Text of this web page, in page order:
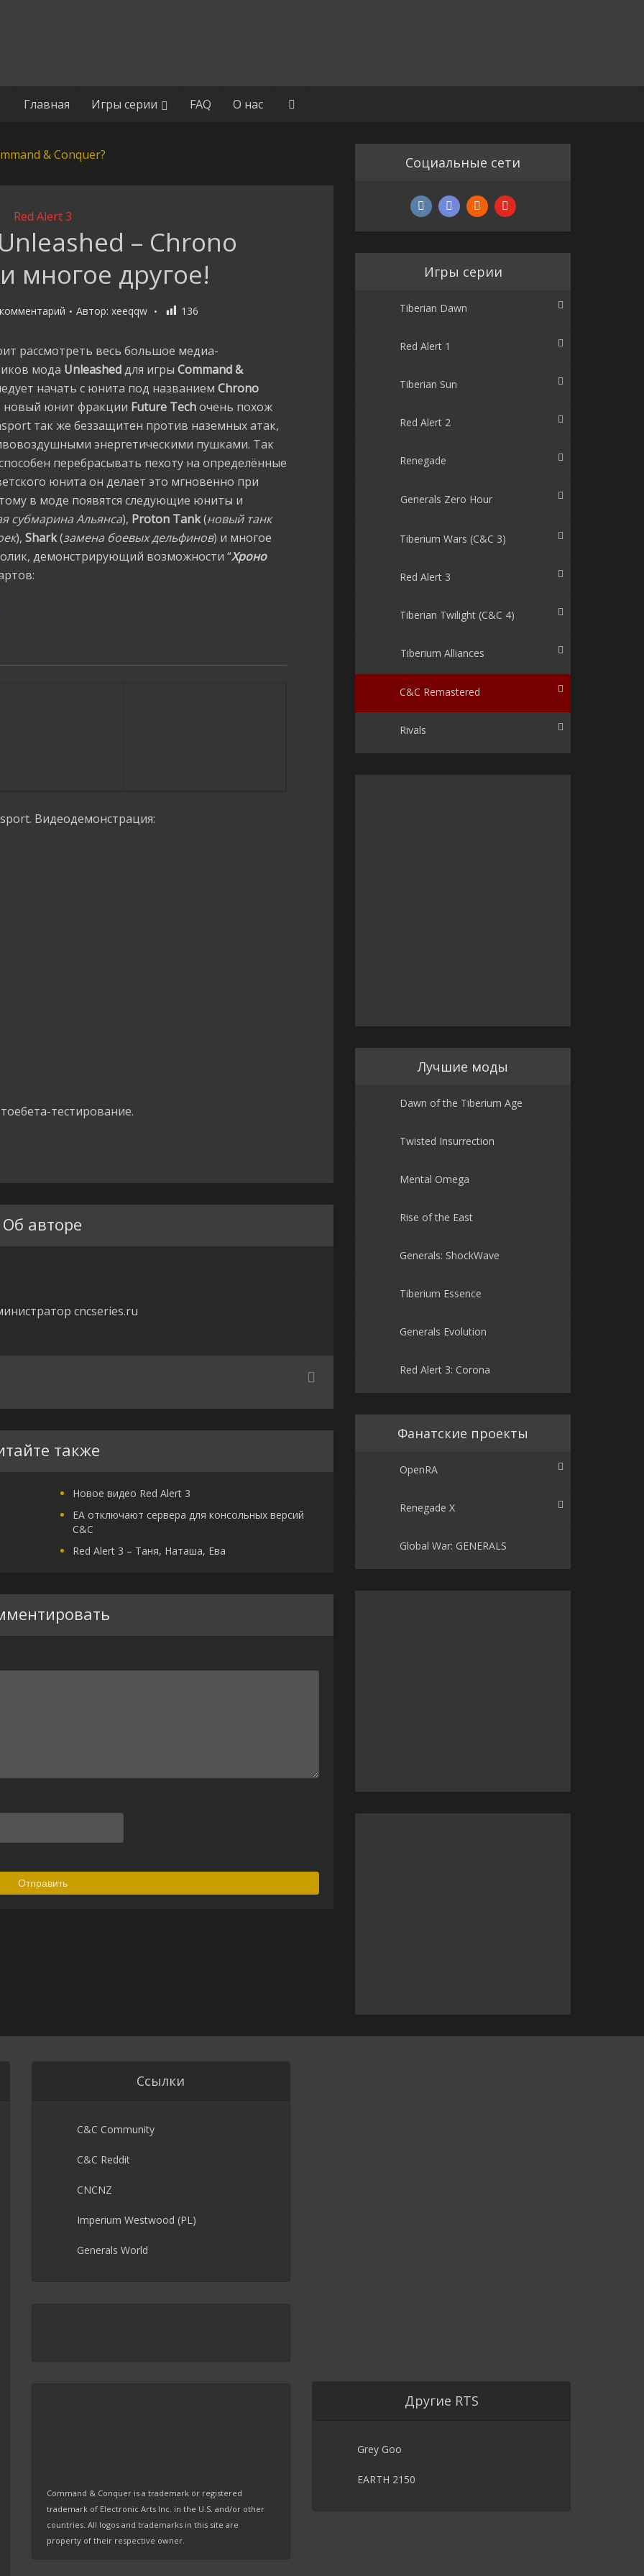
Главная Игры серии FAQ О нас
Red Alert 3
– Chrono
многое другое!
Автор: xeeqqw 136
рассмотреть весь большое медиа-
мода Unleashedдля игры Command &
начать с юнита под названием Chrono
новый юнит фракции Future Techочень похож
так же беззащитен против наземных атак,
энергетическими пушками. Так
перебрасывать пехоту на определённые
юнита он делает это мгновенно при
в моде появятся следующие юниты и
субмарина Альянса), Proton Tank(новый танк
), Shark(замена боевых дельфинов) и многое
демонстрирующий возможности “Хроно
Видеодемонстрация:
тестирование.
Об авторе
cncseries.ru
также
Новое видео Red Alert 3
EA отключают сервера для консольных версий
C&C
Red Alert 3 – Таня, Наташа, Ева
Социальные сети
Игры серии
Tiberian Dawn
Red Alert 1
Tiberian Sun
Red Alert 2
Renegade
Generals Zero Hour
Tiberium Wars (C&C 3)
Red Alert 3
Tiberian Twilight (C&C 4)
Tiberium Alliances
C&C Remastered
Rivals
Лучшие моды
Dawn of the Tiberium Age
Twisted Insurrection
Mental Omega
Rise of the East
Generals: ShockWave
Tiberium Essence
Generals Evolution
Red Alert 3: Corona
Фанатские проекты
OpenRA
Renegade X
Global War: GENERALS
Ссылки
C&C Community
C&C Reddit
CNCNZ
Imperium Westwood (PL)
Generals World
Command & Conquer is a trademark or registered
trademark of Electronic Arts Inc. in the U.S. and/or other
countries. All logos and trademarks in this site are
property of their respective owner.
Другие RTS
Grey Goo
EARTH 2150